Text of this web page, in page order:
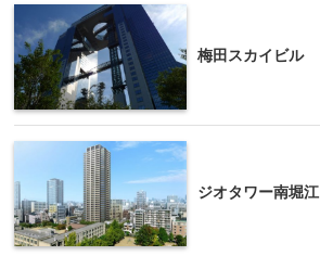
梅田スカイビル
ジオタワー南堀江